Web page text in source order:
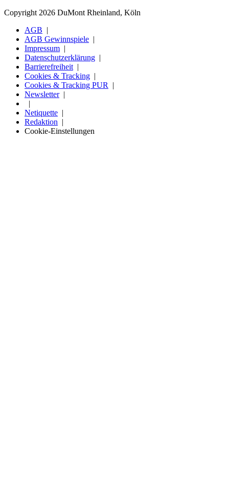
Copyright 2026 DuMont Rheinland, Köln
AGB
AGB Gewinnspiele
Impressum
Datenschutzerklärung
Barrierefreiheit
Cookies & Tracking
Cookies & Tracking PUR
Newsletter
Netiquette
Redaktion
Cookie-Einstellungen